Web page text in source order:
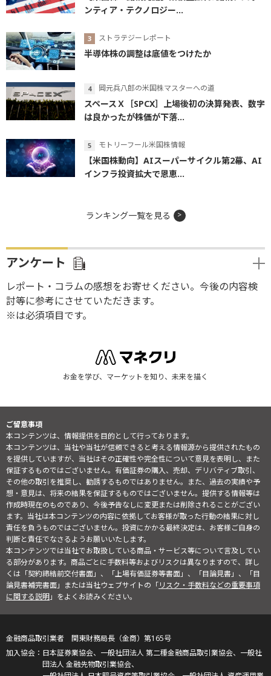
ンティア・テクノロジー...
ストラテジーレポート
半導体株の調整は底値をつけたか
岡元兵八郎の米国株マスターへの道
スペースＸ［SPCX］上場後初の決算発表、数字
は良かったが株価が下落...
モトリーフール米国株情報
【米国株動向】AIスーパーサイクル第2幕、AI
インフラ投資拡大で恩恵...
ランキング一覧を見る
アンケート
レポート・コラムの感想をお寄せください。今後の内容検
討等に参考にさせていただきます。
※は必須項目です。
お金を学び、マーケットを知り、未来を描く
ご留意事項
本コンテンツは、情報提供を目的として行っております。
本コンテンツは、当社や当社が信頼できると考える情報源から提供されたもの
を提供していますが、当社はその正確性や完全性について意見を表明し、また
保証するものではございません。有価証券の購入、売却、デリバティブ取引、
その他の取引を推奨し、勧誘するものではありません。また、過去の実績や予
想・意見は、将来の結果を保証するものではございません。提供する情報等は
作成時現在のものであり、今後予告なしに変更または削除されることがござい
ます。当社は本コンテンツの内容に依拠してお客様が取った行動の結果に対し
責任を負うものではございません。投資にかかる最終決定は、お客様ご自身の
判断と責任でなさるようお願いいたします。
本コンテンツでは当社でお取扱している商品・サービス等について言及してい
る部分があります。商品ごとに手数料等およびリスクは異なりますので、詳し
くは「契約締結前交付書面」、「上場有価証券等書面」、「目論見書」、「目
論見書補完書面」または当社ウェブサイトの「リスク・手数料などの重要事項
に関する説明」をよくお読みください。
金融商品取引業者 関東財務局長（金商）第165号
日本証券業協会、一般社団法人 第二種金融商品取引業協会、一般社
団法人 金融先物取引業協会、